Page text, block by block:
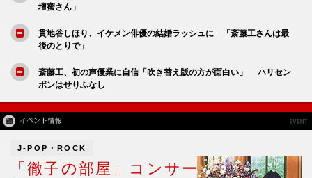
壇蜜さん」
貫地谷しほり、イケメン俳優の結婚ラッシュに 「斎藤工さんは最
後のとりで」
斎藤工、初の声優業に自信「吹き替え版の方が面白い」 ハリセン
ボンはせりふなし
J-POP・ROCK
「徹子の部屋」コンサー